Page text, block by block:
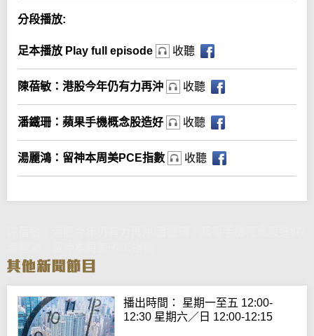
分段播放:
足本播放 Play full episode 收聽
陳蓓敏：港股今年仍有力再沖 收聽
潘鐵珊：蘋果手機概念股造好 收聽
湯麗鴻：留神本周美PCE指數 收聽
播出時間： 星期一至五 12:00-
12:30 星期六／日 12:00-12:15